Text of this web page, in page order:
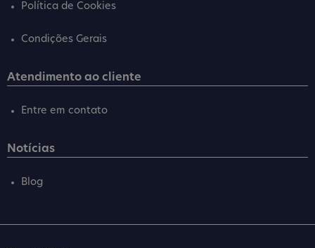
Política de Cookies
Condições Gerais
Atendimento ao cliente
Entre em contato
Notícias
Blog